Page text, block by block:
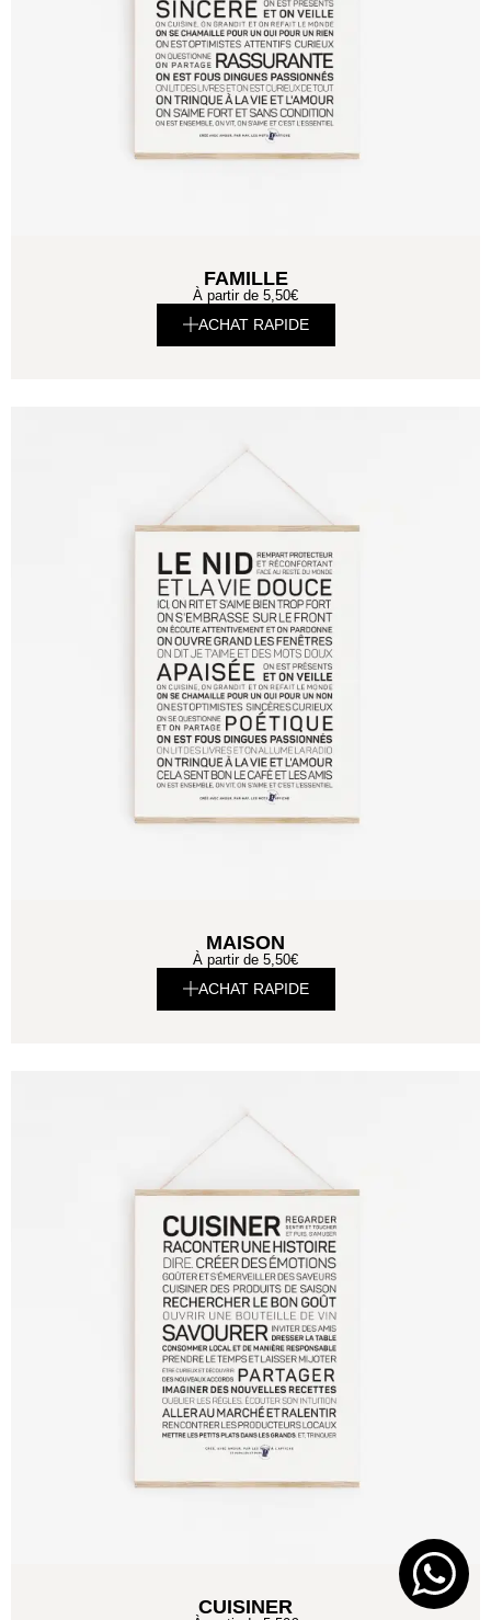
FAMILLE
À partir de 5,50€
ACHAT RAPIDE
MAISON
À partir de 5,50€
ACHAT RAPIDE
CUISINER